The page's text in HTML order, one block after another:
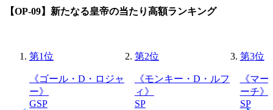
【OP-09】新たなる皇帝の当たり高額ランキング
第1位
《ゴール・D・ロジャ
ー》
GSP
第2位
《モンキー・D・ルフ
ィ》
SP
第3位
《マ
ーチ》
SP